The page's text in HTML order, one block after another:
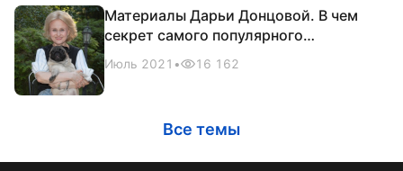
Материалы Дарьи Донцовой. В чем
секрет самого популярного
российского автора
Июль 2021 • 16 162
Все темы